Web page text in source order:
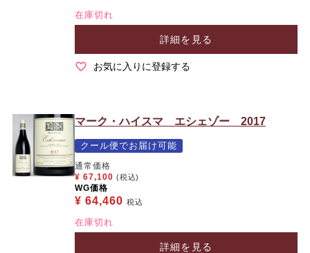
在庫切れ
詳細を見る
お気に入りに登録する
マーク・ハイスマ エシェゾー 2017
クール便でお届け可能
通常価格
¥ 67,100 (税込)
WG価格
¥ 64,460 税込
在庫切れ
詳細を見る